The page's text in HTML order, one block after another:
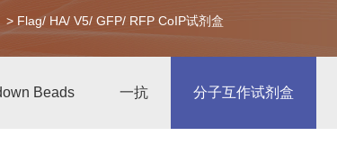
> Flag/ HA/ V5/ GFP/ RFP CoIP试剂盒
Beads 一抗 分子互作试剂盒